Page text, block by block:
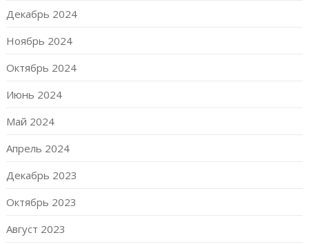
Декабрь 2024
Ноябрь 2024
Октябрь 2024
Июнь 2024
Май 2024
Апрель 2024
Декабрь 2023
Октябрь 2023
Август 2023